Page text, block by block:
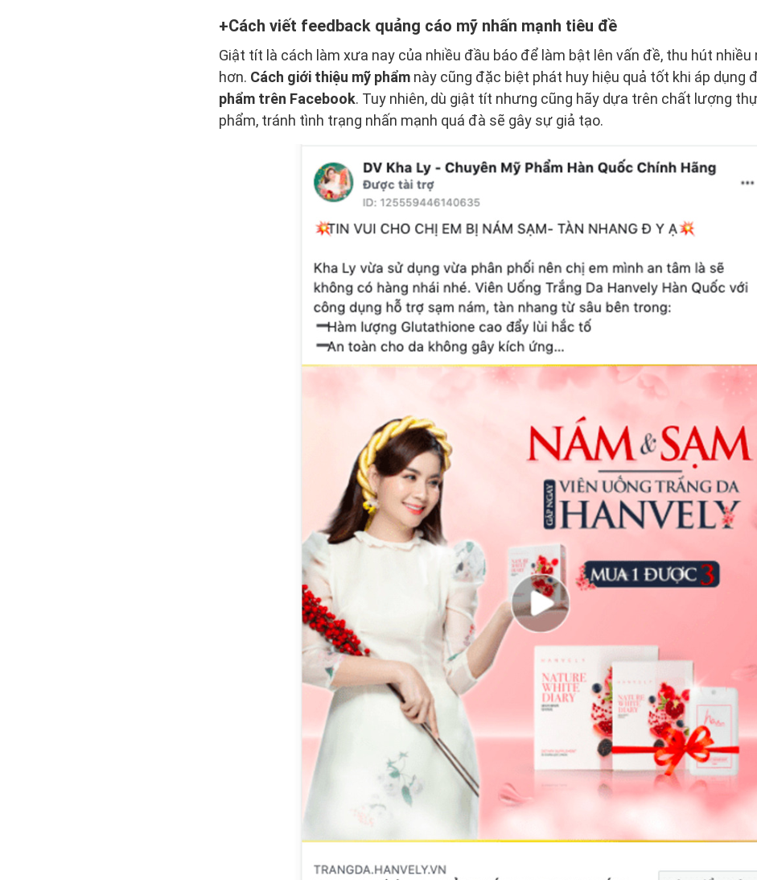
Cách viết feedback quảng cáo mỹ nhấn mạnh tiêu đề
Giật tít là cách làm xưa nay của nhiều đầu báo để làm bật lên vấn đề, thu hút
hơn. Cách giới thiệu mỹ phẩm này cũng đặc biệt phát huy hiệu quả tốt khi áp dụng
phẩm trên Facebook. Tuy nhiên, dù giật tít nhưng cũng hãy dựa trên chất lượng
phẩm, tránh tình trạng nhấn mạnh quá đà sẽ gây sự giả tạo.